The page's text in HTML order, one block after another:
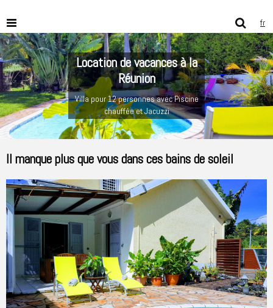
fr
Location de vacances à la
Réunion
Villa pour 12 personnes avec Piscine
chauffée et Jacuzzi
Il manque plus que vous dans ces bains de soleil